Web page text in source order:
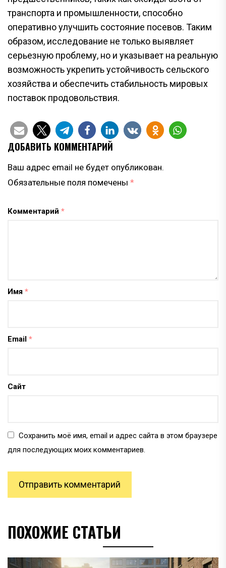
транспорта и промышленности, способно
оперативно улучшить состояние посевов. Таким
образом, исследование не только выявляет
серьезную проблему, но и указывает на реальную
возможность укрепить устойчивость сельского
хозяйства и обеспечить стабильность мировых
поставок продовольствия.
ДОБАВИТЬ КОММЕНТАРИЙ
Ваш адрес email не будет опубликован.
Обязательные поля помечены *
Комментарий *
Имя *
Email *
Сайт
Сохранить моё имя, email и адрес сайта в этом браузере
для последующих моих комментариев.
ПОХОЖИЕ СТАТЬИ